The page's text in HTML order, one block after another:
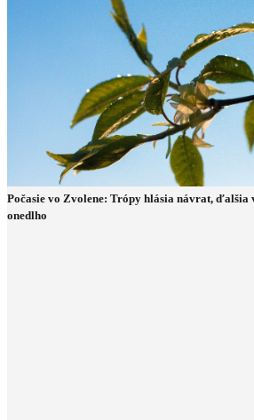
Počasie vo Zvolene: Trópy hlásia návrat, ďalšia
onedlho